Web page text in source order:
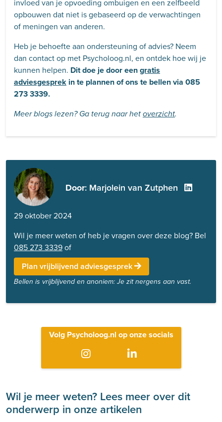
invloed van je opvoeding ombuigen en een zelfbeeld
opbouwen dat niet is gebaseerd op de verwachtingen
of meningen van anderen.
Heb je behoefte aan ondersteuning of advies? Neem
dan contact op met Psycholoog.nl, en ontdek hoe wij je
kunnen helpen. Dit doe je door eengratis
adviesgesprek in te plannen of ons te bellen via 085
273 3339.
Meer blogs lezen? Ga terug naar het overzicht.
Door: Marjolein van Zutphen
29 oktober 2024
Wil je meer weten of heb je vragen over deze blog? Bel
085 273 3339of
Plan vrijblijvend adviesgesprek
Bellen is vrijblijvend en anoniem: Je zit nergens aan vast.
Volg Psycholoog.nl op onze socials
Wil je meer weten? Lees meer over dit
onderwerp in onze artikelen